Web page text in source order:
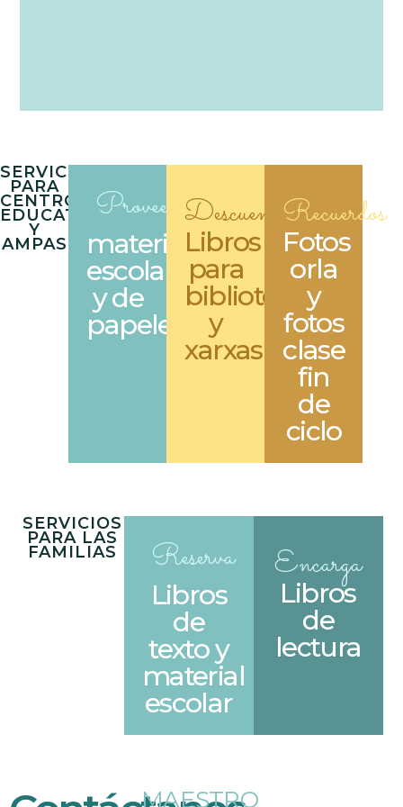
SERVICIOS
PARA
CENTROS
EDUCATIVOS
Y
AMPAS
Proveedores
material
escolar
y de
papeleria
Descuentos
Libros
para
bibliotecas
y
xarxas
Recuerdos
Fotos
orla
y
fotos
clase
fin
de
ciclo
SERVICIOS
PARA LAS
FAMILIAS Reserva
Libros
de
texto y
material
escolar
Encarga
Libros
de
lectura
MAESTRO